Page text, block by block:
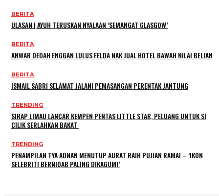
BERITA
ULASAN | AYUH TERUSKAN NYALAAN ‘SEMANGAT GLASGOW’
BERITA
ANWAR DEDAH ENGGAN LULUS FELDA NAK JUAL HOTEL BAWAH NILAI BELIAN
BERITA
ISMAIL SABRI SELAMAT JALANI PEMASANGAN PERENTAK JANTUNG
TRENDING
SIRAP LIMAU LANCAR KEMPEN PENTAS LITTLE STAR, PELUANG UNTUK SI
CILIK SERLAHKAN BAKAT
TRENDING
PENAMPILAN TYA ADNAN MENUTUP AURAT RAIH PUJIAN RAMAI – ‘IKON
SELEBRITI BERNIQAB PALING DIKAGUMI’